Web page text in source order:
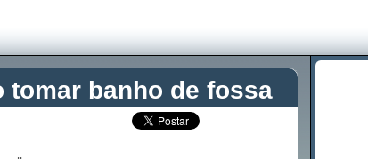
tomar banho de fossa